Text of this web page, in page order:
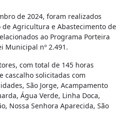
de 2024, foram realizados
Agricultura e Abastecimento de
ao Programa Porteira
Municipal nº 2.491.
com total de 145 horas
cascalho solicitadas com
São Jorge, Acampamento
Água Verde, Linha Doca,
Nossa Senhora Aparecida, São